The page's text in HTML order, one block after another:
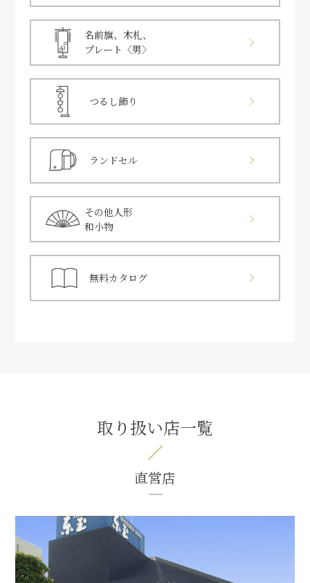
名前旗、木札、
プレート〈男〉
つるし飾り
ランドセル
その他人形
和小物
無料カタログ
取り扱い店一覧
直営店